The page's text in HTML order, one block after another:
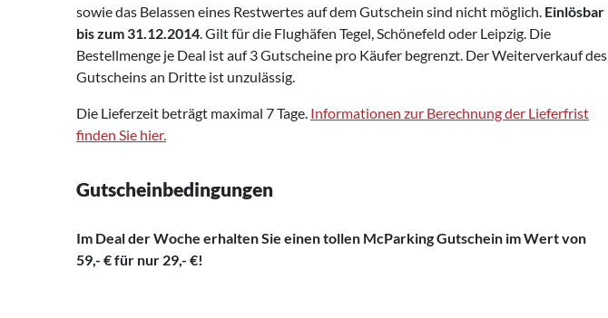
sowie das Belassen eines Restwertes auf dem Gutschein sind nicht möglich. Einlösbar
bis zum 31.12.2014. Gilt für die Flughäfen Tegel, Schönefeld oder Leipzig. Die
Bestellmenge je Deal ist auf 3 Gutscheine pro Käufer begrenzt. Der Weiterverkauf des
Gutscheins an Dritte ist unzulässig.
Die Lieferzeit beträgt maximal 7 Tage. Informationen zur Berechnung der Lieferfrist
finden Sie hier.
Gutscheinbedingungen
Im Deal der Woche erhalten Sie einen tollen McParking Gutschein im Wert von
59,- € für nur 29,- €!